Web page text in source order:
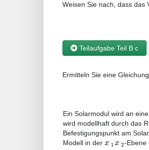
Weisen Sie nach, dass das
Teilaufgabe Teil B c
Ermitteln Sie eine
Ein Solarmodul wird an
wird modellhaft durch das
Befestigungspunkt am
Modell in der x 1x 2-Ebene